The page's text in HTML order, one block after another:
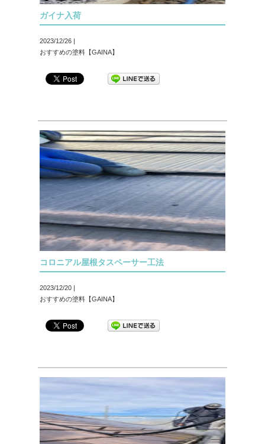
ガイナ入荷
2023/12/26 |
おすすめの塗料【GAINA】
コロニアル屋根タスペーサー工法
2023/12/20 |
おすすめの塗料【GAINA】